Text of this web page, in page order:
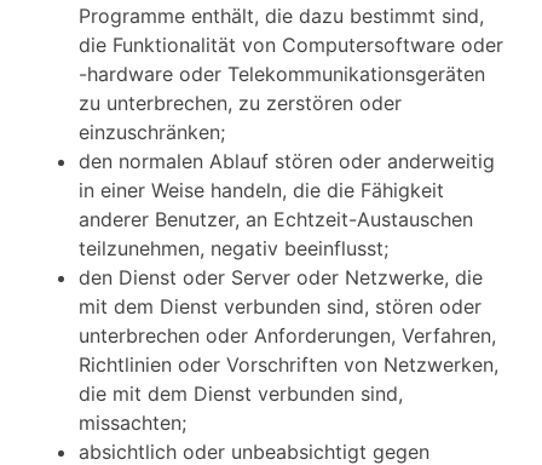
Programme enthält, die dazu bestimmt sind,
die Funktionalität von Computersoftware oder
-hardware oder Telekommunikationsgeräten
zu unterbrechen, zu zerstören oder
einzuschränken;
den normalen Ablauf stören oder anderweitig
in einer Weise handeln, die die Fähigkeit
anderer Benutzer, an Echtzeit-Austauschen
teilzunehmen, negativ beeinflusst;
den Dienst oder Server oder Netzwerke, die
mit dem Dienst verbunden sind, stören oder
unterbrechen oder Anforderungen, Verfahren,
Richtlinien oder Vorschriften von Netzwerken,
die mit dem Dienst verbunden sind,
missachten;
absichtlich oder unbeabsichtigt gegen